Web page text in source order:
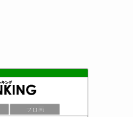
ブロ画